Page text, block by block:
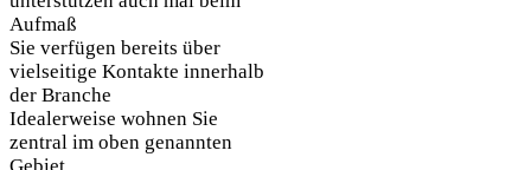
Aufmaß
Sie verfügen bereits über
vielseitige Kontakte innerhalb
der Branche
Idealerweise wohnen Sie
zentral im oben genannten